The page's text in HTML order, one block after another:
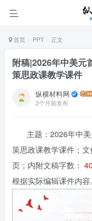
首页 PPT 正文
附稿|2026年中美元
策思政课教学课件
纵横材料网
2个月前发布
主题：2026年中
策思政课教学课件 ；
页；内附文稿字数：
根据实际编辑课件内容。